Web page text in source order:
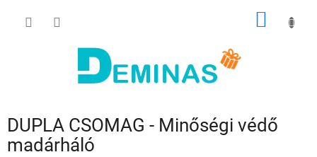
KOSÁR
DUPLA CSOMAG - Minőségi védő
madárháló